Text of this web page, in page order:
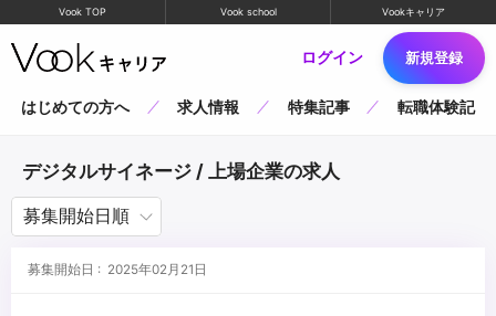
Vook TOP Vook school Vookキャリア
ログイン 新規登録
はじめての方へ 求人情報 特集記事 転職体験記
デジタルサイネージ / 上場企業の求人
募集開始日 : 2025年02月21日